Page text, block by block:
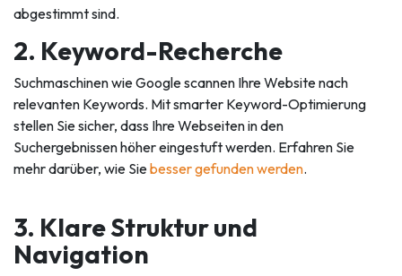
abgestimmt sind.
2. Keyword-Recherche
Suchmaschinen wie Google scannen Ihre Website nach
relevanten Keywords. Mit smarter Keyword-Optimierung
stellen Sie sicher, dass Ihre Webseiten in den
Suchergebnissen höher eingestuft werden. Erfahren Sie
mehr darüber, wie Siebesser gefunden werden.
3. Klare Struktur und
Navigation